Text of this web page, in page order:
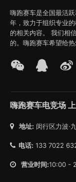
嗨跑赛车是全国最活
年，致力于组织专业
的相关内容。 我们相
的。嗨跑赛车希望给
嗨跑赛车电竞场
地址: 闵行区力波·
电话: 133 7022
营业时间:10:00 -